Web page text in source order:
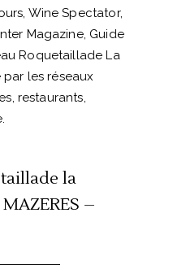
Wine Spectator,
Magazine, Guide
Roquetaillade La
les réseaux
restaurants,
la
–